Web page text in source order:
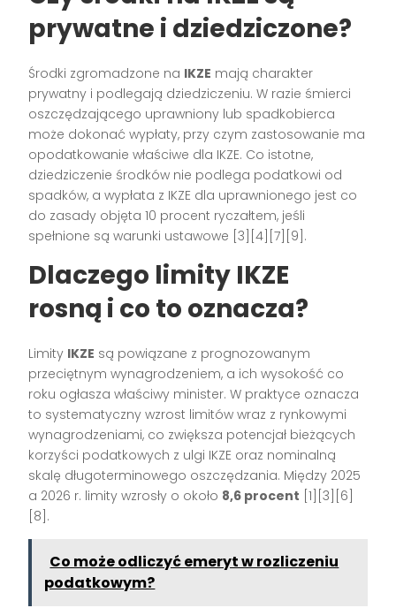
prywatne i dziedziczone?
Środki zgromadzone na IKZE mają charakter
prywatny i podlegają dziedziczeniu. W razie śmierci
oszczędzającego uprawniony lub spadkobierca
może dokonać wypłaty, przy czym zastosowanie ma
opodatkowanie właściwe dla IKZE. Co istotne,
dziedziczenie środków nie podlega podatkowi od
spadków, a wypłata z IKZE dla uprawnionego jest co
do zasady objęta 10 procent ryczałtem, jeśli
spełnione są warunki ustawowe [3][4][7][9].
Dlaczego limity IKZE
rosną i co to oznacza?
Limity IKZE są powiązane z prognozowanym
przeciętnym wynagrodzeniem, a ich wysokość co
roku ogłasza właściwy minister. W praktyce oznacza
to systematyczny wzrost limitów wraz z rynkowymi
wynagrodzeniami, co zwiększa potencjał bieżących
korzyści podatkowych z ulgi IKZE oraz nominalną
skalę długoterminowego oszczędzania. Między 2025
a 2026 r. limity wzrosły o około 8,6 procent [1][3][6]
[8].
Co może odliczyć emeryt w rozliczeniu
podatkowym?